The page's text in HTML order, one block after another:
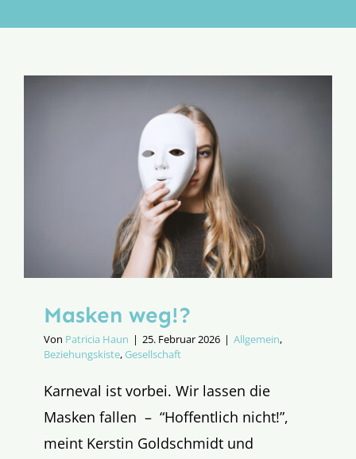
Aktion
Masken weg!?
Von Patricia Haun | 25. Februar 2026 | Allgemein,
Beziehungskiste,Gesellschaft
Karneval ist vorbei. Wir lassen die
Masken fallen – “Hoffentlich nicht!”,
meint Kerstin Goldschmidt und